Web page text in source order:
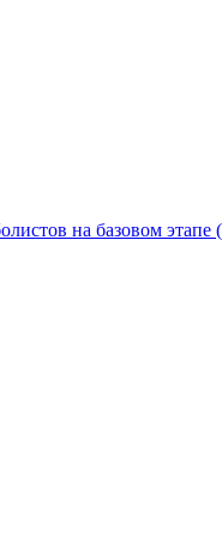
на базовом этапе